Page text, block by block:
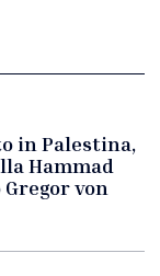
in Palestina,
Hammad
von